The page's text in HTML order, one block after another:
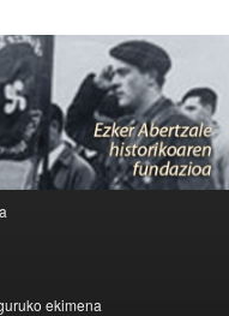
ekimena